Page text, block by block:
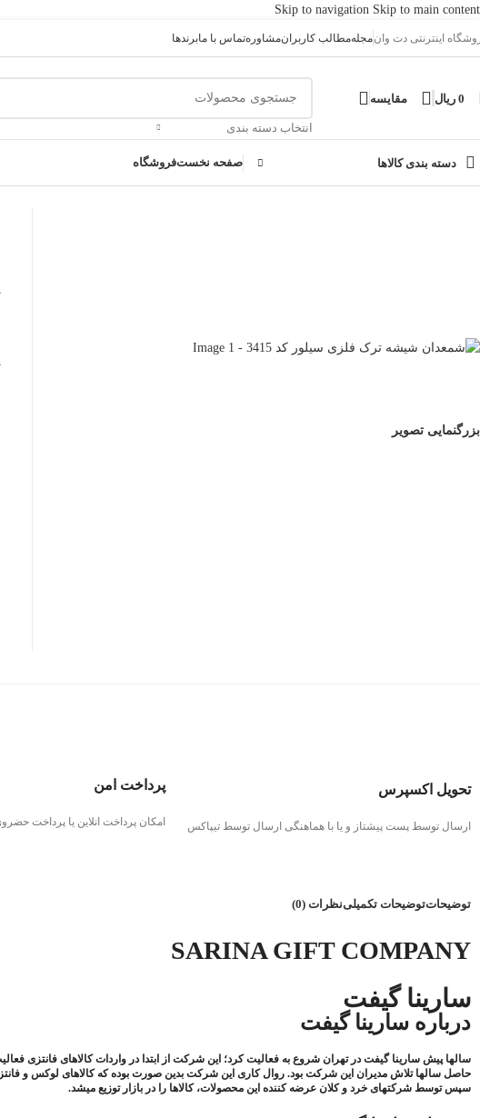
Skip to navigation Skip to main content
اینترنتی دت وانمجلهمطالب کاربرانمشاورهتماس با مابرندها
0 ریال مقایسه
انتخاب دسته بندی
دسته بندی کالاها صفحه نخستفروشگاه
بزرگنمایی تصویر
تحویل اکسپرس
ارسال توسط پست پیشتاز و یا با هماهنگی ارسال توسط تیپاکس
پرداخت امن
امکان پرداخت انلاین یا پرداخت
توضیحاتتوضیحات تکمیلینظرات (0)
SARINA GIFT COMPANY
سارینا گیفت
درباره سارینا گیفت
سال­ها پیش سارینا گیفت در تهران شروع به فعالیت کرد؛ این شرکت از ابتدا در واردات کالاهای فانتزی
حاصل سال­ها تلاش مدیران این شرکت بود. روال کاری این شرکت بدین صورت بوده که کالاهای لوکس و
سپس توسط شرکت­های خرد و کلان عرضه کننده این محصولات، کالاها را در بازار توزیع می­شد.